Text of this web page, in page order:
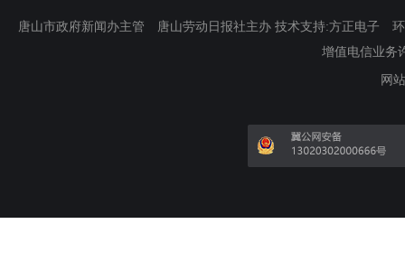
唐山市政府新闻办主管 唐山劳动日报社主办 技术支持:方正电子
增值电信业务
网